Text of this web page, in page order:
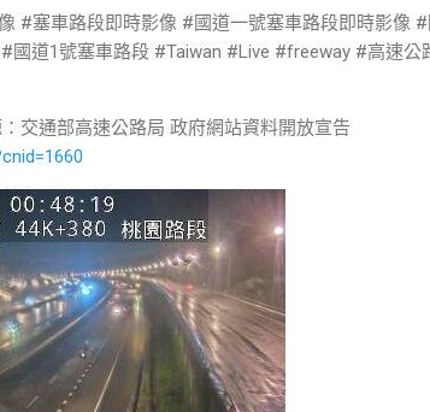
#塞車路段即時影像 #國道一號塞車路段即時影像 #
國道1號塞車路段 #Taiwan #Live #freeway #高速公
交通部高速公路局 政府網站資料開放宣告